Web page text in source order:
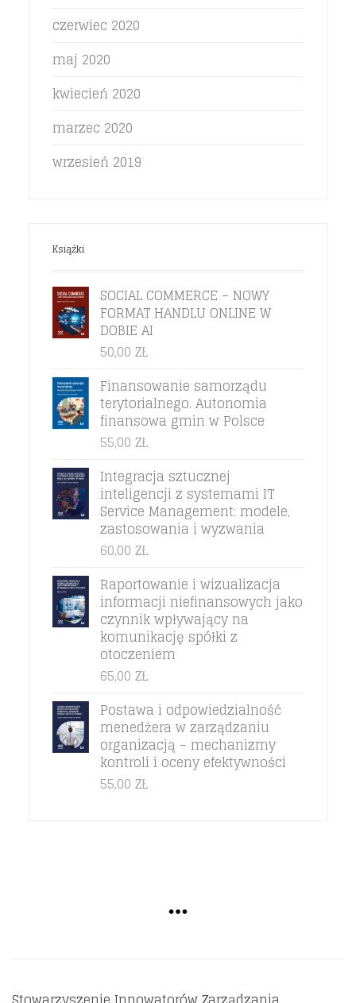
czerwiec 2020
maj 2020
kwiecień 2020
marzec 2020
wrzesień 2019
Książki
SOCIAL COMMERCE – NOWY
FORMAT HANDLU ONLINE W
DOBIE AI
50,00 ZŁ
Finansowanie samorządu
terytorialnego. Autonomia
finansowa gmin w Polsce
55,00 ZŁ
Integracja sztucznej
inteligencji z systemami IT
Service Management: modele,
zastosowania i wyzwania
60,00 ZŁ
Raportowanie i wizualizacja
informacji niefinansowych jako
czynnik wpływający na
komunikację spółki z
otoczeniem
65,00 ZŁ
Postawa i odpowiedzialność
menedżera w zarządzaniu
organizacją – mechanizmy
kontroli i oceny efektywności
55,00 ZŁ